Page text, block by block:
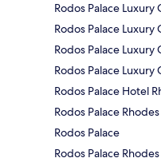
Rodos Palace Luxury
Rodos Palace
Rodos Palace
Rodos Palace
Rodos Palace Hotel
Rodos Palace Rhodes
Rodos Palace
Rodos Palace